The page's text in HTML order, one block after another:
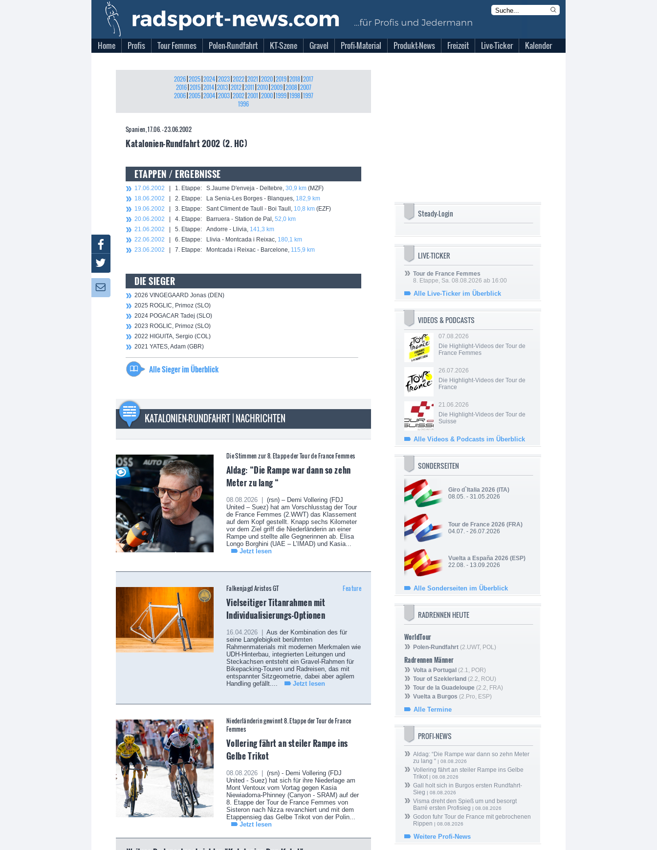
Home Profis Tour Femmes Polen-Rundfahrt KT-Szene Gravel Profi-Material Produkt-News Freizeit Live-Ticker Kalender
2026| 2025| 2024| 2023| 2022| 2021 2020| 2019| 2018| 2017
2016| 2015| 2014| 2013| 2012| 2011 2010| 2009| 2008| 2007
2006| 2005| 2004| 2003| 2002| 2001 2000| 1999| 1998| 1997
1996
Spanien, 17.06. - 23.06.2002
Katalonien-Rundfahrt 2002 (2. HC)
ETAPPEN / ERGEBNISSE
17.06.2002 | 1. Etappe: S.Jaume D'enveja - Deltebre, 30,9 km (MZF)
18.06.2002 | 2. Etappe: La Senia-Les Borges - Blanques, 182,9 km
19.06.2002 | 3. Etappe: Sant Climent de Taull - Boi Taull, 10,8 km (EZF)
20.06.2002 | 4. Etappe: Barruera - Station de Pal, 52,0 km
21.06.2002 | 5. Etappe: Andorre - Llivia, 141,3 km
22.06.2002 | 6. Etappe: Llivia - Montcada i Reixac, 180,1 km
23.06.2002 | 7. Etappe: Montcada i Reixac - Barcelone, 115,9 km
DIE SIEGER
2026 VINGEGAARD Jonas (DEN)
2025 ROGLIC, Primoz (SLO)
2024 POGACAR Tadej (SLO)
2023 ROGLIC, Primoz (SLO)
2022 HIGUITA, Sergio (COL)
2021 YATES, Adam (GBR)
Alle Sieger im Überblick
KATALONIEN-RUNDFAHRT | NACHRICHTEN
Die Stimmen zur 8. Etappe der Tour de France Femmes
Aldag: “Die Rampe war dann so zehn
Meter zu lang “
08.08.2026 |
(rsn) – Demi Vollering (FDJ
United – Suez) hat am Vorschlusstag der Tour
de France Femmes (2.WWT) das Klassement
auf dem Kopf gestellt. Knapp sechs Kilometer
vor dem Ziel griff die Niederländerin an einer
Rampe und stellte alle Gegnerinnen ab. Elisa
Longo Borghini (UAE – L’IMAD) und Kasia...
Jetzt lesen
Feature
Falkenjagd Aristos GT
Vielseitiger Titanrahmen mit
Individualisierungs-Optionen
16.04.2026 |
Aus der Kombination des für
seine Langlebigkeit berühmten
Rahmenmaterials mit modernen Merkmalen wie
UDH-Hinterbau, integrierten Leitungen und
Steckachsen entsteht ein Gravel-Rahmen für
Bikepacking-Touren und Radreisen, das mit
entspannter Sitzgeometrie, dabei aber agilem
Handling gefällt....
Jetzt lesen
Niederländerin gewinnt 8. Etappe der Tour de France
Femmes
Vollering fährt an steiler Rampe ins
Gelbe Trikot
08.08.2026 |
(rsn) - Demi Vollering (FDJ
United - Suez) hat sich für ihre Niederlage am
Mont Ventoux vom Vortag gegen Kasia
Niewiadoma-Phinney (Canyon - SRAM) auf der
8. Etappe der Tour de France Femmes von
Sisteron nach Nizza revanchiert und mit dem
Etappensieg das Gelbe Trikot von der Polin...
Jetzt lesen
Steady-Login
LIVE-TICKER
Tour de France Femmes
8. Etappe, Sa. 08.08.2026 ab 16:00
Alle Live-Ticker im Überblick
VIDEOS & PODCASTS
07.08.2026
Die Highlight-Videos der Tour de
France Femmes
26.07.2026
Die Highlight-Videos der Tour de
France
21.06.2026
Die Highlight-Videos der Tour de
Suisse
Alle Videos & Podcasts im Überblick
SONDERSEITEN
Giro d`Italia 2026 (ITA)
08.05. - 31.05.2026
Tour de France 2026 (FRA)
04.07. - 26.07.2026
Vuelta a España 2026 (ESP)
22.08. - 13.09.2026
Alle Sonderseiten im Überblick
RADRENNEN HEUTE
WorldTour
Polen-Rundfahrt (2.UWT, POL)
Radrennen Männer
Volta a Portugal (2.1, POR)
Tour of Szeklerland (2.2, ROU)
Tour de la Guadeloupe (2.2, FRA)
Vuelta a Burgos (2.Pro, ESP)
Alle Termine
PROFI-NEWS
Aldag: “Die Rampe war dann so zehn Meter
zu lang “ | 08.08.2026
Vollering fährt an steiler Rampe ins Gelbe
Trikot| 08.08.2026
Gall holt sich in Burgos ersten Rundfahrt-
Sieg | 08.08.2026
Visma dreht den Spieß um und besorgt
Barré ersten Profisieg | 08.08.2026
Godon fuhr Tour de France mit gebrochenen
Rippen | 08.08.2026
Weitere Profi-News
Facebook
Newsletter: